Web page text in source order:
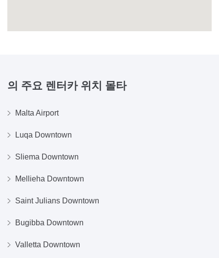
의 주요 렌터카 위치 몰타
Malta Airport
Luqa Downtown
Sliema Downtown
Mellieha Downtown
Saint Julians Downtown
Bugibba Downtown
Valletta Downtown